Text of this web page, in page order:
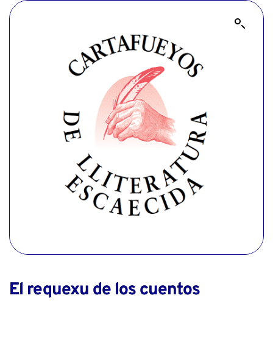
El requexu de los cuentos